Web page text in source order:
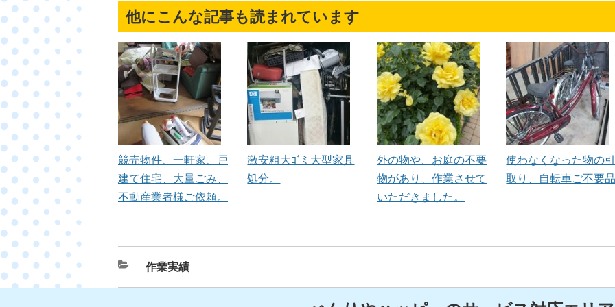
他にこんな記事も読まれています
競売物件、一軒家、戸
建て住宅、大量ごみ、
不動産業者様ご依頼。
激安粗大ｺﾞﾐ 大型家具
処分。
外の物や、お庭の不要
物があり、作業させて
いただきました。
使わなくなった物の
取り、自転車ご不要
カ
テ
作業実績